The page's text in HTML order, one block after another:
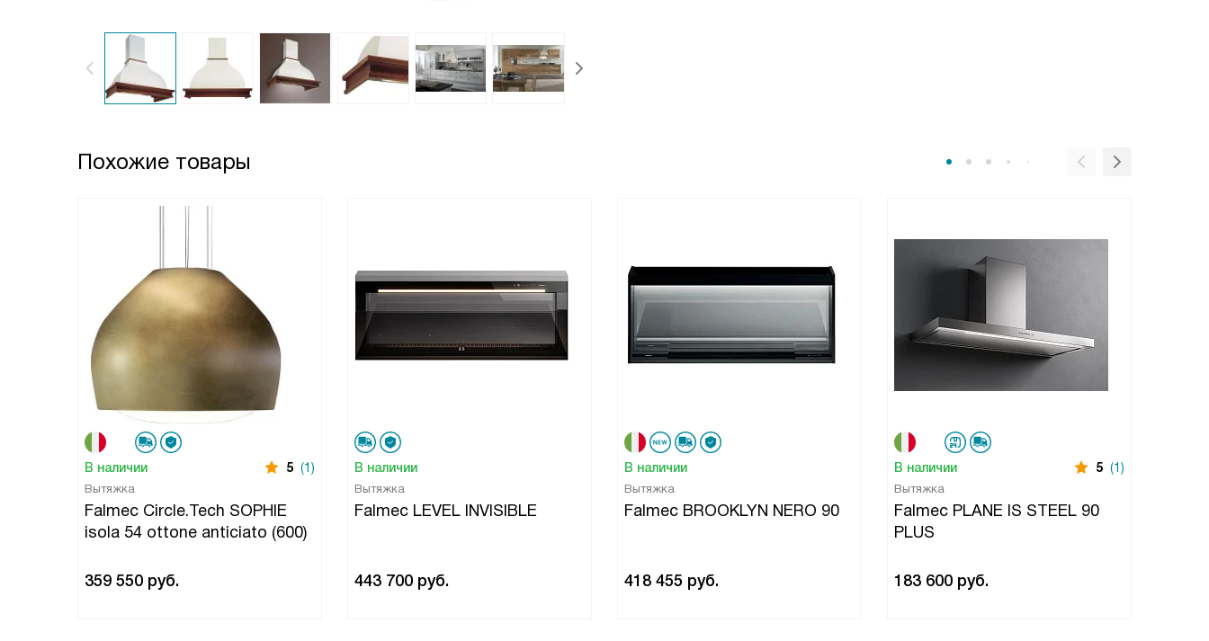
Похожие товары
В наличии 5 (1)
Вытяжка
Falmec Circle.Tech SOPHIE
isola 54 ottone anticiato (600)
359 550 руб.
В наличии
Вытяжка
Falmec LEVEL INVISIBLE
443 700 руб.
В наличии
Вытяжка
Falmec BROOKLYN NERO 90
418 455 руб.
В наличии 5 (1)
Вытяжка
Falmec PLANE IS STEEL 90
PLUS
183 600 руб.